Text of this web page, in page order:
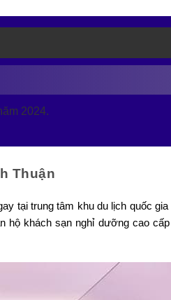
2024.
Thuận
tại trung tâm khu du lịch quốc
hộ khách sạn nghỉ dưỡng cao